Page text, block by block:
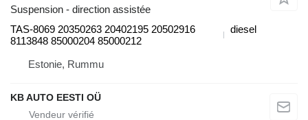
Suspension - direction assistée
TAS-8069 20350263 20402195 20502916
8113848 85000204 85000212
diesel
Estonie, Rummu
KB AUTO EESTI OÜ